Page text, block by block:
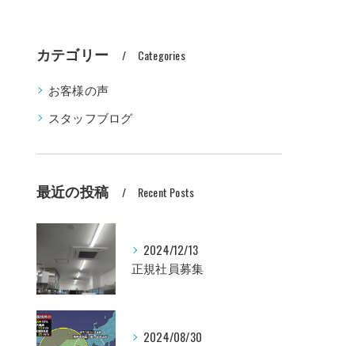
カテゴリー Categories
お客様の声
スタッフブログ
最近の投稿 Recent Posts
2024/12/13
正規社員募集
2024/08/30